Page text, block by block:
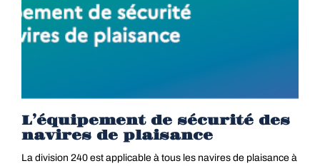
L’équipement de sécurité des
navires de plaisance
La division 240 est applicable à tous les navires de plaisance à